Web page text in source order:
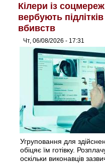
Кілери із
вербують
вбивств
Чт, 06/08/2026 - 17:31
Угруповання для
обіцяє їм готівку.
оскільки виконавців